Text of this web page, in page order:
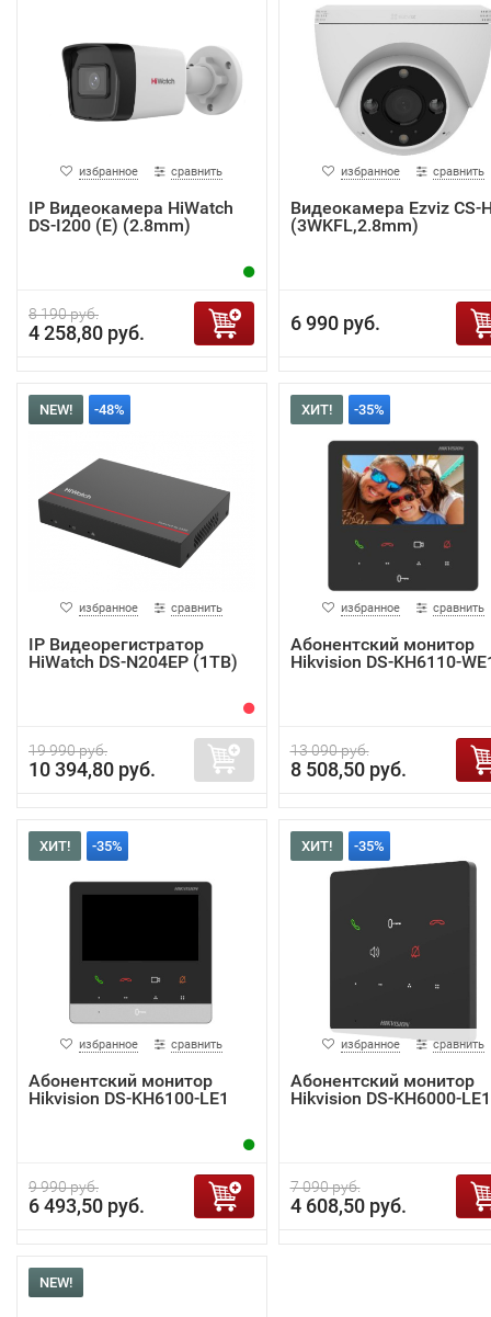
избранное сравнить
IP Видеокамера HiWatch
DS-I200 (E) (2.8mm)
8 190 руб.
4 258,80 руб.
избранное сравнить
Видеокамера Ezviz CS-
(3WKFL,2.8mm)
6 990 руб.
NEW! -48%
избранное сравнить
IP Видеорегистратор
HiWatch DS-N204EP (1TB)
19 990 руб.
10 394,80 руб.
ХИТ! -35%
избранное сравнить
Абонентский монитор
Hikvision DS-KH6110-
13 090 руб.
8 508,50 руб.
ХИТ! -35%
избранное сравнить
Абонентский монитор
Hikvision DS-KH6100-LE1
9 990 руб.
6 493,50 руб.
ХИТ! -35%
избранное сравнить
Абонентский монитор
Hikvision DS-KH6000-LE1
7 090 руб.
4 608,50 руб.
NEW!